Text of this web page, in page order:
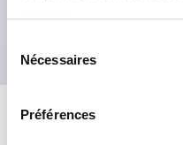
Nécessaires
Préférences
Type à contact